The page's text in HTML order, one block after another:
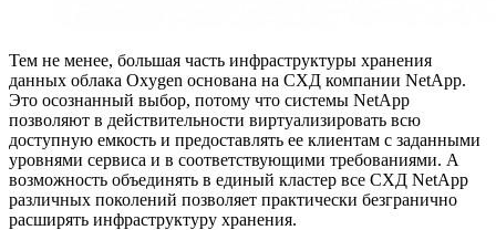
Тем не менее, большая часть инфраструктуры хранения
данных облака Oxygen основана на СХД компании NetApp.
Это осознанный выбор, потому что системы NetApp
позволяют в действительности виртуализировать всю
доступную емкость и предоставлять ее клиентам с заданными
уровнями сервиса и в соответствующими требованиями. А
возможность объединять в единый кластер все СХД NetApp
различных поколений позволяет практически безгранично
расширять инфраструктуру хранения.